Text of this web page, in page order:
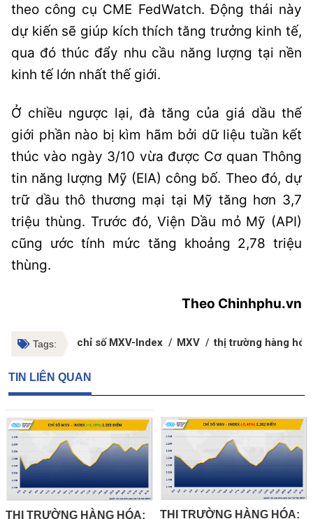
theo công cụ CME FedWatch. Động thái này
dự kiến sẽ giúp kích thích tăng trưởng kinh tế,
qua đó thúc đẩy nhu cầu năng lượng tại nền
kinh tế lớn nhất thế giới.
Ở chiều ngược lại, đà tăng của giá dầu thế
giới phần nào bị kìm hãm bởi dữ liệu tuần kết
thúc vào ngày 3/10 vừa được Cơ quan Thông
tin năng lượng Mỹ (EIA) công bố. Theo đó, dự
trữ dầu thô thương mại tại Mỹ tăng hơn 3,7
triệu thùng. Trước đó, Viện Dầu mỏ Mỹ (API)
cũng ước tính mức tăng khoảng 2,78 triệu
thùng.
Theo Chinhphu.vn
Tags: chỉ số MXV-Index MXV thị trường hàng hóa
TIN LIÊN QUAN
THỊ TRƯỜNG HÀNG HÓA: THỊ TRƯỜNG HÀNG HÓA: